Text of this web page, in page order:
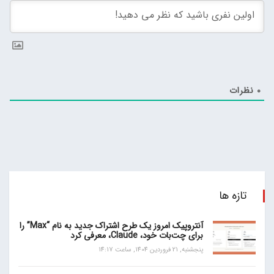
0 نظرات
تازه ها
آنتروپیک امروز یک طرح اشتراک جدید به نام “Max” را
برای چت‌بات خود، Claude، معرفی کرد
پنجشنبه, 21 فروردین 1404, ساعت 14:17